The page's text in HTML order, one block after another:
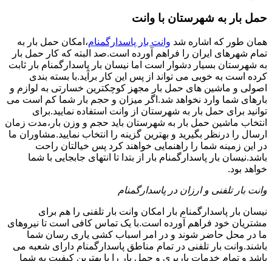
حمل بار به شهرستان با وانت
همان طور که اشاره شد وانت بار پاسدارگمنام،امکان حمل بار به
تمام شهرهای ایران را فراهم آورده است.صد البته که کار حمل بار
به شهرستان بسیار دشوار است اما نیسان بار پاسدارگمنام بار ثابت
کرده است به خوبی می تواند از پس این کار برآید.با بسته بندی
اصولی و ماشین های حمل بار مجهز کوچکترین خسارتی به لوازم و
بارهای شما وارد نخواهد شد.اگر میزان و حجم بار شما کم است می
توانید برای حمل بار به شهرستان از وانت استفاده نمایید.برای
انتخاب ماشین حمل بار به شهرستان باید حجم و وزن بار،مدت زمان
ارسال را درنظر بگیرید و بهترین گزینه را انتخاب نمایید.مشاوران ما
در این زمینه شما را راهنمایی خواهند کرد پس خیالتان راحت
باشد.نیسان بار پاسدارگمنام بار از بتدا تا انتهای جابجایی با شما
خواهد بود.
وانت بار تلفنی و ارزان در پاسدارگمنام
نیسان بار پاسدارگمنام بار امکان وانت بار تلفنی را هم برای
مشتریان خود فراهم آورده است.با یک تماس کافی است تا نیروهای
ما در محل حاضر شوند و در امر اسباب کشی یاری رسان شما
باشند.وانت بار تلفنی در تمام مناطق پاسدارگمنام دارای شعبه می
باشد و تمام خدمات باربری و حمل بار را با بهترین کیفیت به شما